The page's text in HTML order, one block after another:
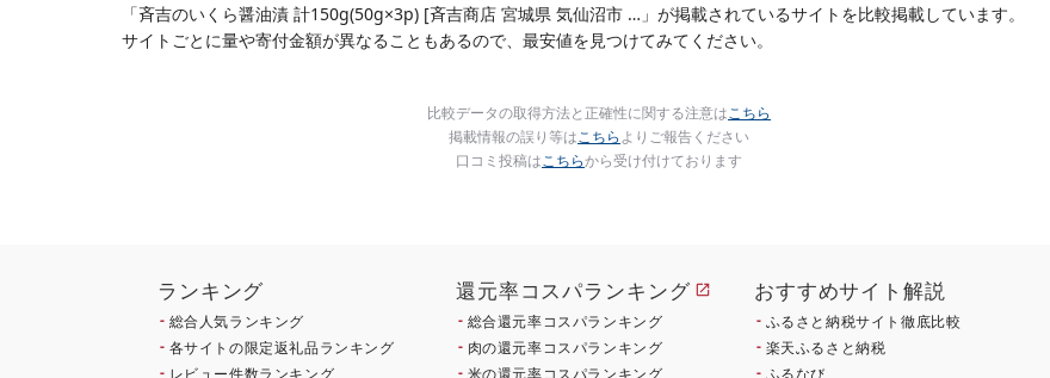
「斉吉のいくら醤油漬 計150g(50g×3p) [斉吉商店 宮城県 気仙沼市 …」が掲載されているサイトを比較掲載しています。
サイトごとに量や寄付金額が異なることもあるので、最安値を見つけてみてください。
比較データの取得方法と正確性に関する注意はこちら
掲載情報の誤り等はこちらよりご報告ください
口コミ投稿はこちらから受け付けております
ランキング
総合人気ランキング
各サイトの限定返礼品ランキング
レビュー件数ランキング
還元率コスパランキング
総合還元率コスパランキング
肉の還元率コスパランキング
米の還元率コスパランキング
おすすめサイト解説
ふるさと納税サイト徹底比較
楽天ふるさと納税
ふるなび